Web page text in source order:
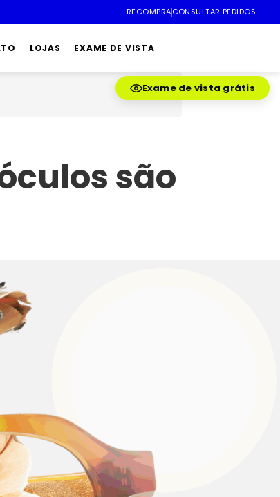
RECOMPRACONSULTAR PEDIDOS
LOJAS EXAME DE VISTA
Exame de vista grátis
são